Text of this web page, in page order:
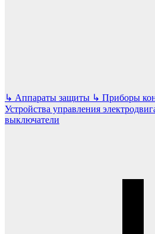
↳ Аппараты защиты ↳ Приборы
Устройства управления
выключатели